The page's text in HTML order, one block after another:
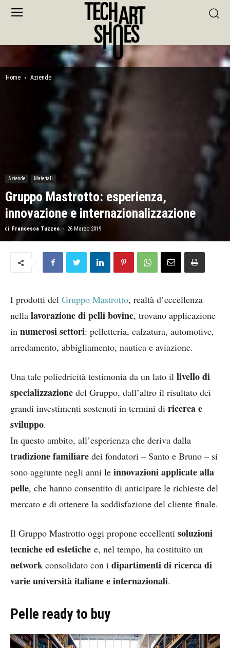
Home Aziende
Aziende Materiali
Gruppo Mastrotto: esperienza,
innovazione e internazionalizzazione
di Francesca Tuzzeo - 26 Marzo 2019
I prodotti del Gruppo Mastrotto, realtà d’eccellenza
nella lavorazione di pelli bovine, trovano applicazione
in numerosi settori: pelletteria, calzatura, automotive,
arredamento, abbigliamento, nautica e aviazione.
Una tale poliedricità testimonia da un lato il livello di
specializzazione del Gruppo, dall’altro il risultato dei
grandi investimenti sostenuti in termini di ricerca e
sviluppo.
In questo ambito, all’esperienza che deriva dalla
tradizione familiare dei fondatori – Santo e Bruno – si
sono aggiunte negli anni le innovazioni applicate alla
pelle, che hanno consentito di anticipare le richieste del
mercato e di ottenere la soddisfazione del cliente finale.
Il Gruppo Mastrotto oggi propone eccellenti soluzioni
tecniche ed estetiche e, nel tempo, ha costituito un
network consolidato con i dipartimenti di ricerca di
varie università italiane e internazionali.
Pelle ready to buy